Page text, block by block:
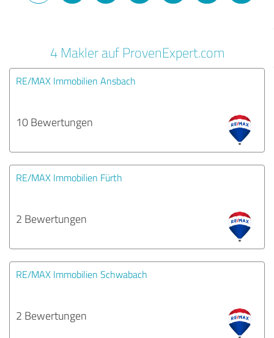
4 Makler auf ProvenExpert.com
RE/MAX Immobilien Ansbach
10 Bewertungen
RE/MAX Immobilien Fürth
2 Bewertungen
RE/MAX Immobilien Schwabach
2 Bewertungen